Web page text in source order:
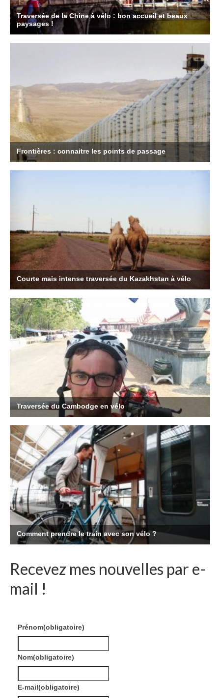
Recevez mes nouvelles par e-
mail !
Prénom(obligatoire)
Nom(obligatoire)
E-mail(obligatoire)